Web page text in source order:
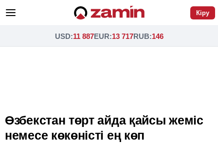
Кіру
USD:11 887EUR:13 717RUB:146
Өзбекстан төрт айда қайсы жеміс
немесе көкөністі ең көп